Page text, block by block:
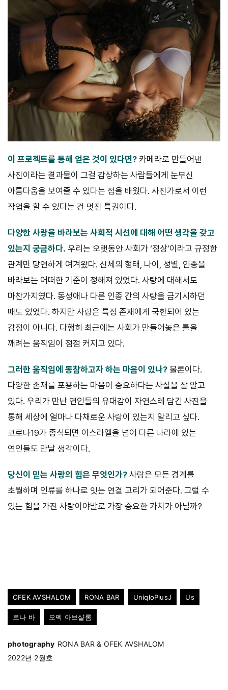
이 프로젝트를 통해 얻은 것이 있다면? 카메라로 만들어낸
사진이라는 결과물이 그걸 감상하는 사람들에게 눈부신
아름다움을 보여줄 수 있다는 점을 배웠다. 사진가로서 이런
작업을 할 수 있다는 건 멋진 특권이다.
다양한 사랑을 바라보는 사회적 시선에 대해 어떤 생각을 갖고
있는지 궁금하다. 우리는 오랫동안 사회가 ‘정상’이라고 규정한
관계만 당연하게 여겨왔다. 신체의 형태, 나이, 성별, 인종을
바라보는 어떠한 기준이 정해져 있었다. 사랑에 대해서도
마찬가지였다. 동성애나 다른 인종 간의 사랑을 금기시하던
때도 있었다. 하지만 사랑은 특정 존재에게 국한되어 있는
감정이 아니다. 다행히 최근에는 사회가 만들어놓은 틀을
깨려는 움직임이 점점 커지고 있다.
그러한 움직임에 동참하고자 하는 마음이 있나? 물론이다.
다양한 존재를 포용하는 마음이 중요하다는 사실을 잘 알고
있다. 우리가 만난 연인들의 유대감이 자연스레 담긴 사진을
통해 세상에 얼마나 다채로운 사랑이 있는지 알리고 싶다.
코로나19가 종식되면 이스라엘을 넘어 다른 나라에 있는
연인들도 만날 생각이다.
당신이 믿는 사랑의 힘은 무엇인가? 사랑은 모든 경계를
초월하며 인류를 하나로 잇는 연결 고리가 되어준다. 그럴 수
있는 힘을 가진 사랑이야말로 가장 중요한 가치가 아닐까?
OFEK AVSHALOM RONA BAR UniqloPlusJ Us
로나 바 오펙 아브샬롬
photography RONA BAR & OFEK AVSHALOM
2022년 2월호